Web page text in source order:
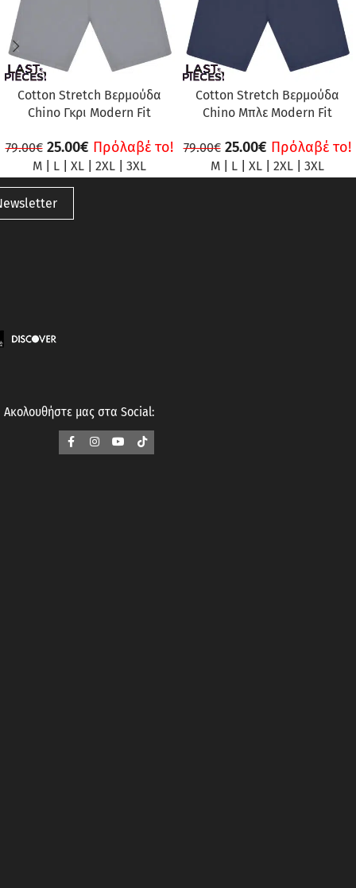
Cotton Stretch Βερμούδα
Chino Γκρι Modern Fit
79.00€ 25.00€ Πρόλαβέ το!
M| L| XL| 2XL| 3XL
Cotton Stretch Βερμούδα
Chino Μπλε Modern Fit
79.00€ 25.00€ Πρόλαβέ το!
M| L| XL| 2XL| 3XL
Ακολουθήστε μας στα Social: